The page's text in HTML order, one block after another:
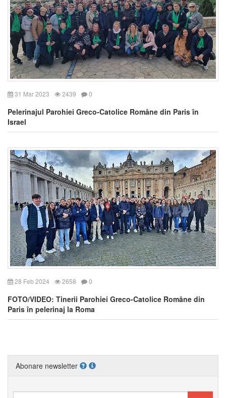
31 Mar 2023 2439 0
Pelerinajul Parohiei Greco-Catolice Române din Paris în
Israel
28 Feb 2024 2658 0
FOTO/VIDEO: Tinerii Parohiei Greco-Catolice Române din
Paris în pelerinaj la Roma
Abonare newsletter